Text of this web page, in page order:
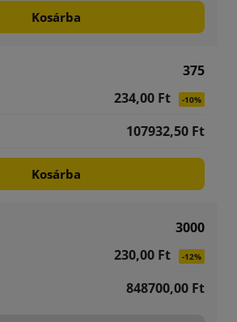
Kosárba
375
234,00 Ft
-10%
107932,50 Ft
Kosárba
3000
230,00 Ft
-12%
848700,00 Ft